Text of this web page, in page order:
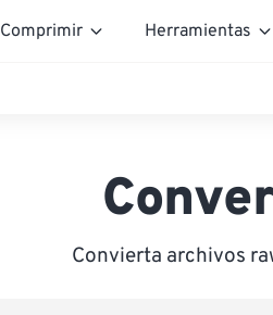
Comprimir Herramientas
Convierta archivos